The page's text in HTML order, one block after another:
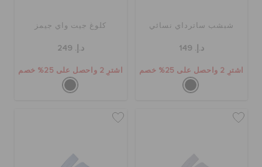
شبشب ساترداي نسائي
د.إ. 149
اشترِ 2 واحصل على 25% خصم
كلوغ جيت واي جيمز
د.إ. 249
اشترِ 2 واحصل على 25% خصم